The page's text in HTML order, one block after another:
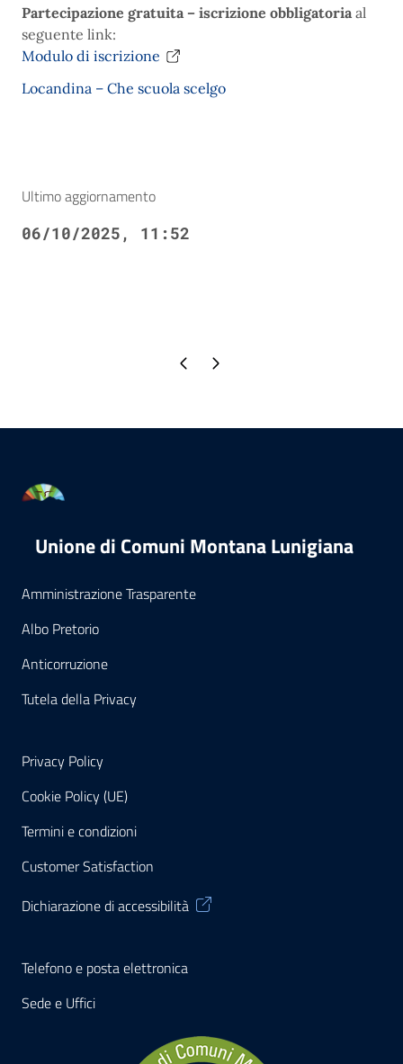
Partecipazione gratuita – iscrizione obbligatoria al
seguente link:
Modulo di iscrizione
Locandina – Che scuola scelgo
Ultimo aggiornamento
06/10/2025, 11:52
Pagina precedente
Pagina successiva
Unione di Comuni Montana Lunigiana
Amministrazione Trasparente
Albo Pretorio
Anticorruzione
Tutela della Privacy
Privacy Policy
Cookie Policy (UE)
Termini e condizioni
Customer Satisfaction
Dichiarazione di accessibilità
Telefono e posta elettronica
Sede e Uffici